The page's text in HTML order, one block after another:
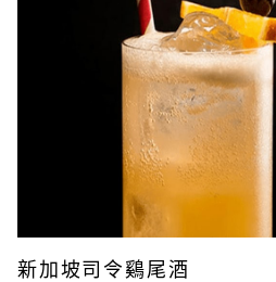
新加坡司令鷄尾酒